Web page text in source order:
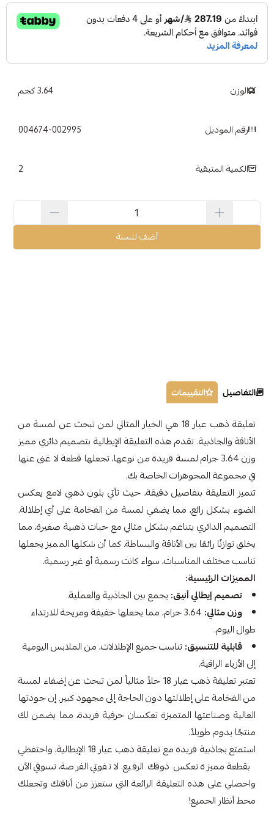
الوزن 3.64 كجم
رقم الموديل 004674-002995
الكمية المتبقية 2
أضف للسلة
التفاصيل التقييمات
تعليقة ذهب عيار 18 هي الخيار المثالي لمن تبحث عن لمسة من
الأناقة والجاذبية. تقدم هذه التعليقة الإيطالية بتصميم دائري مميز
وزن 3.64 جرام لمسة فريدة من نوعها، تجعلها قطعة لا غنى عنها
في مجموعة المجوهرات الخاصة بك.
تتميز التعليقة بتفاصيل دقيقة، حيث تأتي بلون ذهبي لامع يعكس
الضوء بشكل رائع، مما يضفي لمسة من الفخامة على أي إطلالة.
التصميم الدائري يتناغم بشكل مثالي مع حبات ذهبية صغيرة، مما
يخلق توازنًا رائعًا بين الأناقة والبساطة. كما أن شكلها المميز يجعلها
تناسب مختلف المناسبات، سواء كانت رسمية أو غير رسمية.
المميزات الرئيسية:
تصميم إيطالي أنيق: يجمع بين الجاذبية والعملية.
وزن مثالي:
3.64 جرام، مما يجعلها خفيفة ومريحة للارتداء
طوال اليوم.
قابلية للتنسيق:تناسب جميع الإطلالات، من الملابس اليومية
إلى الأزياء الراقية.
تعتبر تعليقة ذهب عيار 18 حلاً مثالياً لمن تبحث عن إضفاء لمسة
من الفخامة على إطلالتها دون الحاجة إلى مجهود كبير. إن جودتها
العالية وصناعتها المتميزة تعكسان حرفية فريدة، مما يضمن لك
منتجًا يدوم طويلاً.
استمتع بجاذبية فريدة مع تعليقة ذهب عيار 18 الإيطالية، واحتفظي
بقطعة مميزة تعكس ذوقك الرفيع. لا تفوتي الفرصة، تسوقي الآن
واحصلي على هذه التعليقة الرائعة التي ستعزز من أناقتك وتجعلك
محط أنظار الجميع!